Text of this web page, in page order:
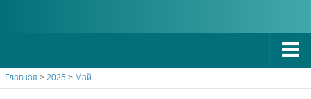
О РГУ СоцТех
Главная > 2025 > Май